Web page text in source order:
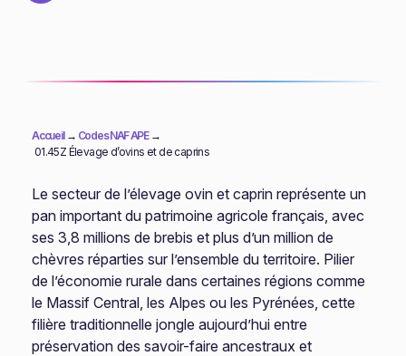
Accueil→ Codes NAF APE→
01.45Z Élevage d’ovins et de caprins
Le secteur de l’élevage ovin et caprin représente un
pan important du patrimoine agricole français, avec
ses 3,8 millions de brebis et plus d’un million de
chèvres réparties sur l’ensemble du territoire. Pilier
de l’économie rurale dans certaines régions comme
le Massif Central, les Alpes ou les Pyrénées, cette
filière traditionnelle jongle aujourd’hui entre
préservation des savoir-faire ancestraux et